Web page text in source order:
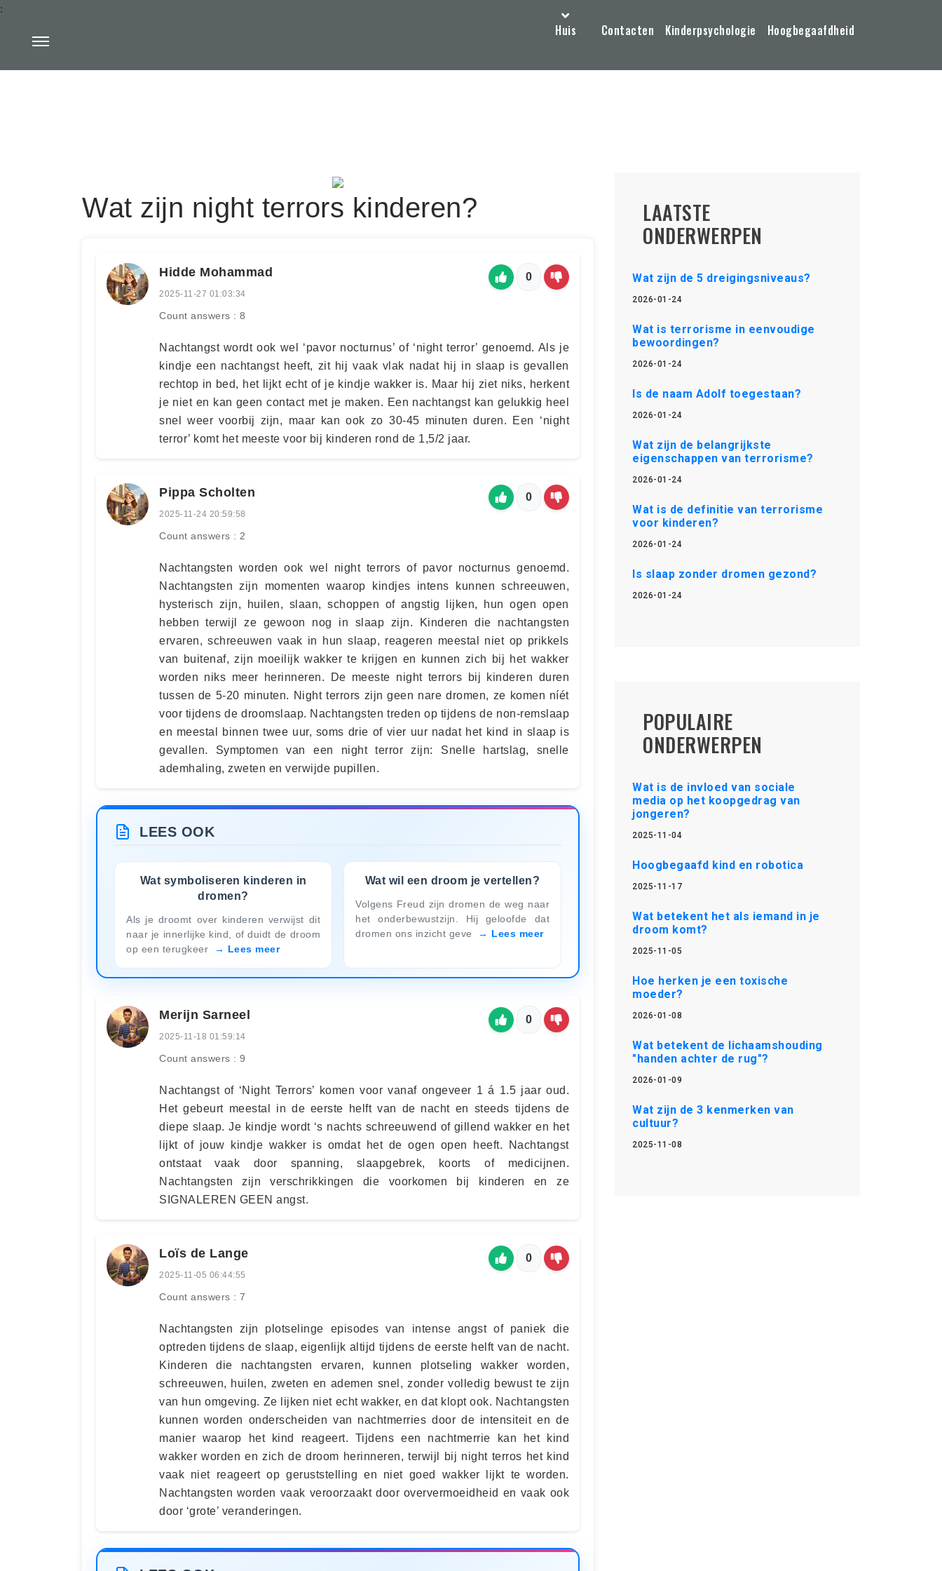
Huis Contacten Kinderpsychologie Hoogbegaafdheid
:
Wat zijn night terrors kinderen?
Hidde Mohammad
2025-11-27 01:03:34
Count answers : 8
0
Nachtangst wordt ook wel ‘pavor nocturnus’ of ‘night terror’ genoemd. Als je
kindje een nachtangst heeft, zit hij vaak vlak nadat hij in slaap is gevallen
rechtop in bed, het lijkt echt of je kindje wakker is. Maar hij ziet niks, herkent
je niet en kan geen contact met je maken. Een nachtangst kan gelukkig heel
snel weer voorbij zijn, maar kan ook zo 30-45 minuten duren. Een ‘night
terror’ komt het meeste voor bij kinderen rond de 1,5/2 jaar.
Pippa Scholten
2025-11-24 20:59:58
Count answers : 2
0
Nachtangsten worden ook wel night terrors of pavor nocturnus genoemd.
Nachtangsten zijn momenten waarop kindjes intens kunnen schreeuwen,
hysterisch zijn, huilen, slaan, schoppen of angstig lijken, hun ogen open
hebben terwijl ze gewoon nog in slaap zijn. Kinderen die nachtangsten
ervaren, schreeuwen vaak in hun slaap, reageren meestal niet op prikkels
van buitenaf, zijn moeilijk wakker te krijgen en kunnen zich bij het wakker
worden niks meer herinneren. De meeste night terrors bij kinderen duren
tussen de 5-20 minuten. Night terrors zijn geen nare dromen, ze komen níét
voor tijdens de droomslaap. Nachtangsten treden op tijdens de non-remslaap
en meestal binnen twee uur, soms drie of vier uur nadat het kind in slaap is
gevallen. Symptomen van een night terror zijn: Snelle hartslag, snelle
ademhaling, zweten en verwijde pupillen.
LEES OOK
Wat symboliseren kinderen in
dromen?
Als je droomt over kinderen verwijst dit
naar je innerlijke kind, of duidt de droom
op een terugkeer
Lees meer
Wat wil een droom je vertellen?
Volgens Freud zijn dromen de weg naar
het onderbewustzijn. Hij geloofde dat
dromen ons inzicht geve
Lees meer
Merijn Sarneel
2025-11-18 01:59:14
Count answers : 9
0
Nachtangst of ‘Night Terrors’ komen voor vanaf ongeveer 1 á 1.5 jaar oud.
Het gebeurt meestal in de eerste helft van de nacht en steeds tijdens de
diepe slaap. Je kindje wordt ‘s nachts schreeuwend of gillend wakker en het
lijkt of jouw kindje wakker is omdat het de ogen open heeft. Nachtangst
ontstaat vaak door spanning, slaapgebrek, koorts of medicijnen.
Nachtangsten zijn verschrikkingen die voorkomen bij kinderen en ze
SIGNALEREN GEEN angst.
Loïs de Lange
2025-11-05 06:44:55
Count answers : 7
0
Nachtangsten zijn plotselinge episodes van intense angst of paniek die
optreden tijdens de slaap, eigenlijk altijd tijdens de eerste helft van de nacht.
Kinderen die nachtangsten ervaren, kunnen plotseling wakker worden,
schreeuwen, huilen, zweten en ademen snel, zonder volledig bewust te zijn
van hun omgeving. Ze lijken niet echt wakker, en dat klopt ook. Nachtangsten
kunnen worden onderscheiden van nachtmerries door de intensiteit en de
manier waarop het kind reageert. Tijdens een nachtmerrie kan het kind
wakker worden en zich de droom herinneren, terwijl bij night terros het kind
vaak niet reageert op geruststelling en niet goed wakker lijkt te worden.
Nachtangsten worden vaak veroorzaakt door oververmoeidheid en vaak ook
door ‘grote’ veranderingen.
LAATSTE
ONDERWERPEN
Wat zijn de 5 dreigingsniveaus?
2026-01-24
Wat is terrorisme in eenvoudige
bewoordingen?
2026-01-24
Is de naam Adolf toegestaan?
2026-01-24
Wat zijn de belangrijkste
eigenschappen van terrorisme?
2026-01-24
Wat is de definitie van terrorisme
voor kinderen?
2026-01-24
Is slaap zonder dromen gezond?
2026-01-24
POPULAIRE
ONDERWERPEN
Wat is de invloed van sociale
media op het koopgedrag van
jongeren?
2025-11-04
Hoogbegaafd kind en robotica
2025-11-17
Wat betekent het als iemand in je
droom komt?
2025-11-05
Hoe herken je een toxische
moeder?
2026-01-08
Wat betekent de lichaamshouding
"handen achter de rug"?
2026-01-09
Wat zijn de 3 kenmerken van
cultuur?
2025-11-08